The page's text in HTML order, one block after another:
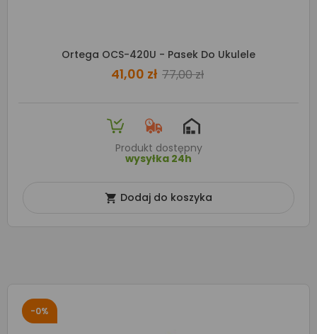
Ortega OCS-420U - Pasek Do Ukulele
41,00 zł 77,00 zł
Produkt dostępny
wysyłka 24h
 Dodaj do koszyka
-0%